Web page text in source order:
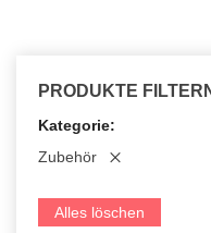
PRODUKTE
Kategorie
Zubehör
Alles löschen